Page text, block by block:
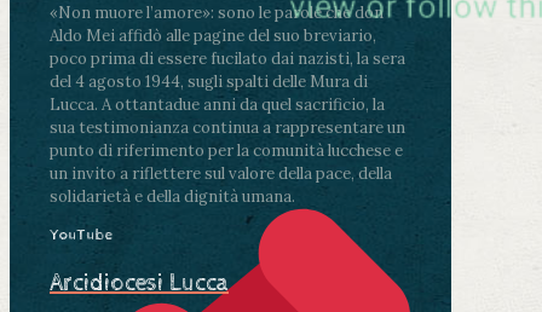
«Non muore l’amore»: sono le parole che don
Aldo Mei affidò alle pagine del suo breviario,
poco prima di essere fucilato dai nazisti, la sera
del 4 agosto 1944, sugli spalti delle Mura di
Lucca. A ottantadue anni da quel sacrificio, la
sua testimonianza continua a rappresentare un
punto di riferimento per la comunità lucchese e
un invito a riflettere sul valore della pace, della
solidarietà e della dignità umana.
YouTube
Arcidiocesi Lucca